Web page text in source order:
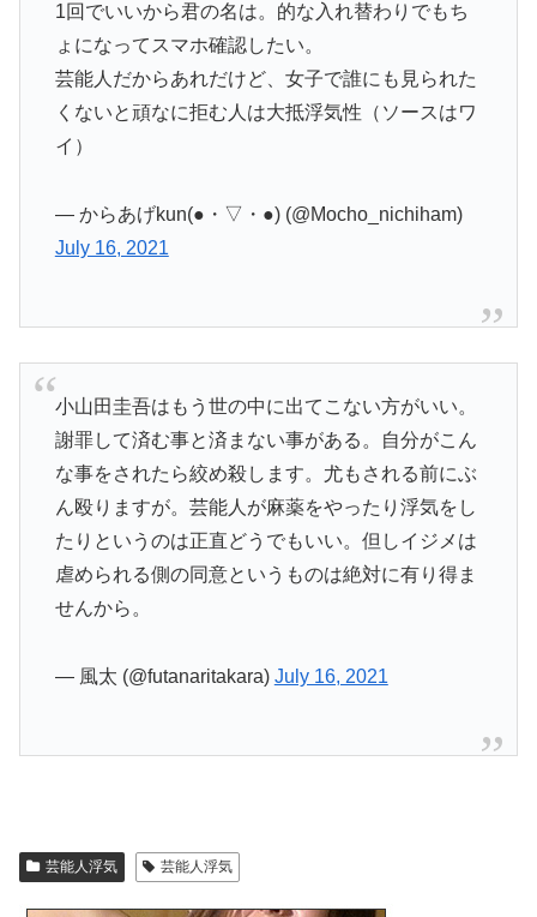
1回でいいから君の名は。的な入れ替わりでもち
ょになってスマホ確認したい。
芸能人だからあれだけど、女子で誰にも見られた
くないと頑なに拒む人は大抵浮気性（ソースはワ
イ）
— からあげkun(●・▽・●) (@Mocho_nichiham)
July 16, 2021
小山田圭吾はもう世の中に出てこない方がいい。
謝罪して済む事と済まない事がある。自分がこん
な事をされたら絞め殺します。尤もされる前にぶ
ん殴りますが。芸能人が麻薬をやったり浮気をし
たりというのは正直どうでもいい。但しイジメは
虐められる側の同意というものは絶対に有り得ま
せんから。
— 風太 (@futanaritakara) July 16, 2021
芸能人浮気 芸能人浮気